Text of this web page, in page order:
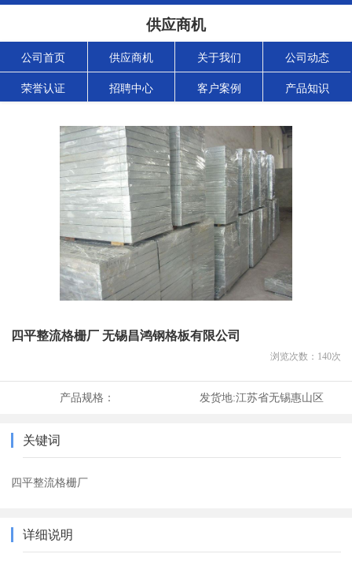
供应商机
公司首页 供应商机 关于我们 公司动态
荣誉认证 招聘中心 客户案例 产品知识
四平整流格栅厂 无锡昌鸿钢格板有限公司
浏览次数： 140次
产品规格： 发货地:江苏省无锡惠山区
关键词
四平整流格栅厂
详细说明